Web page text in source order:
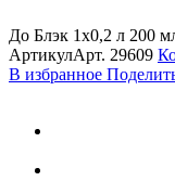
До Блэк 1х0,2 л 200
АртикулАрт. 29609
В избранное